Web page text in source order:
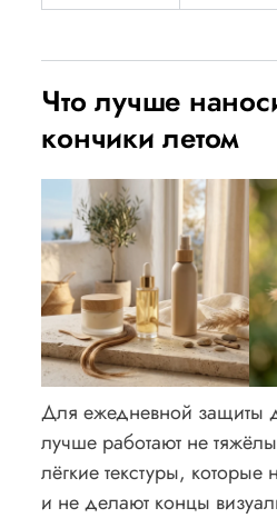
Что лучше
кончики летом
Для ежедневной защиты
лучше работают не
лёгкие текстуры,
и не делают концы